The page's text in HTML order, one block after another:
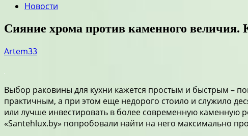
Новости
Сияние хрома против каменного
Artem33
Выбор раковины для кухни кажется простым и быстрым –
практичным, а при этом еще недорого стоило и служило
или лучше инвестировать в более современную каменную
«Santehlux.by» попробовали найти на него максимально